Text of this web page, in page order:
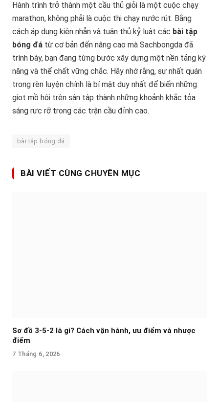
Hành trình trở thành một cầu thủ giỏi là một cuộc chạy
marathon, không phải là cuộc thi chạy nước rút. Bằng
cách áp dụng kiên nhẫn và tuân thủ kỷ luật các bài tập
bóng đá từ cơ bản đến nâng cao mà Sachbongda đã
trình bày, bạn đang từng bước xây dựng một nền tảng kỹ
năng và thể chất vững chắc. Hãy nhớ rằng, sự nhất quán
trong rèn luyện chính là bí mật duy nhất để biến những
giọt mồ hôi trên sân tập thành những khoảnh khắc tỏa
sáng rực rỡ trong các trận cầu đỉnh cao.
bài tập bóng đá
BÀI VIẾT CÙNG CHUYÊN MỤC
Sơ đồ 3-5-2 là gì? Cách vận hành, ưu điểm và nhược
điểm
7 Tháng 6, 2026